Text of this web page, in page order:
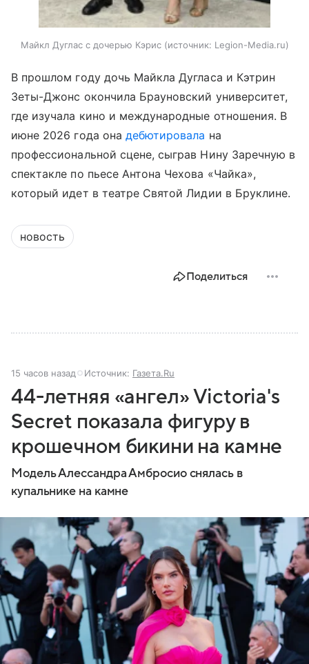
Майкл Дуглас с дочерью Кэрис источник: Legion-Media.ru
В прошлом году дочь Майкла Дугласа и Кэтрин
Зеты-Джонс окончила Брауновский университет,
где изучала кино и международные отношения. В
июне 2026 года она дебютировала на
профессиональной сцене, сыграв Нину Заречную в
спектакле по пьесе Антона Чехова «Чайка»,
который идет в театре Святой Лидии в Бруклине.
новость
Поделиться
15 часов назад Источник: Газета.Ru
44-летняя «ангел» Victoria's
Secret показала фигуру в
крошечном бикини на камне
Модель Алессандра Амбросио снялась в
купальнике на камне